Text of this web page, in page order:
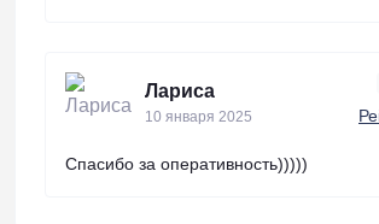
Лариса
10 января 2025
Спасибо за оперативность)))))